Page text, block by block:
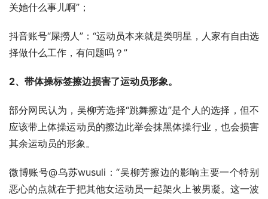
关她什么事儿啊”；
抖音账号“屎撈人”：“运动员本来就是类明星，人家有自由选
择做什么工作，有问题吗？”
2、带体操标签擦边损害了运动员形象。
部分网民认为，吴柳芳选择“跳舞擦边”是个人的选择，但不
应该带上体操运动员的擦边此举会抹黑体操行业，也会损害
其余运动员的形象。
微博账号@乌苏wusuli：“吴柳芳擦边的影响主要一个特别
恶心的点就在于把其他女运动员一起架火上被男凝。这一波